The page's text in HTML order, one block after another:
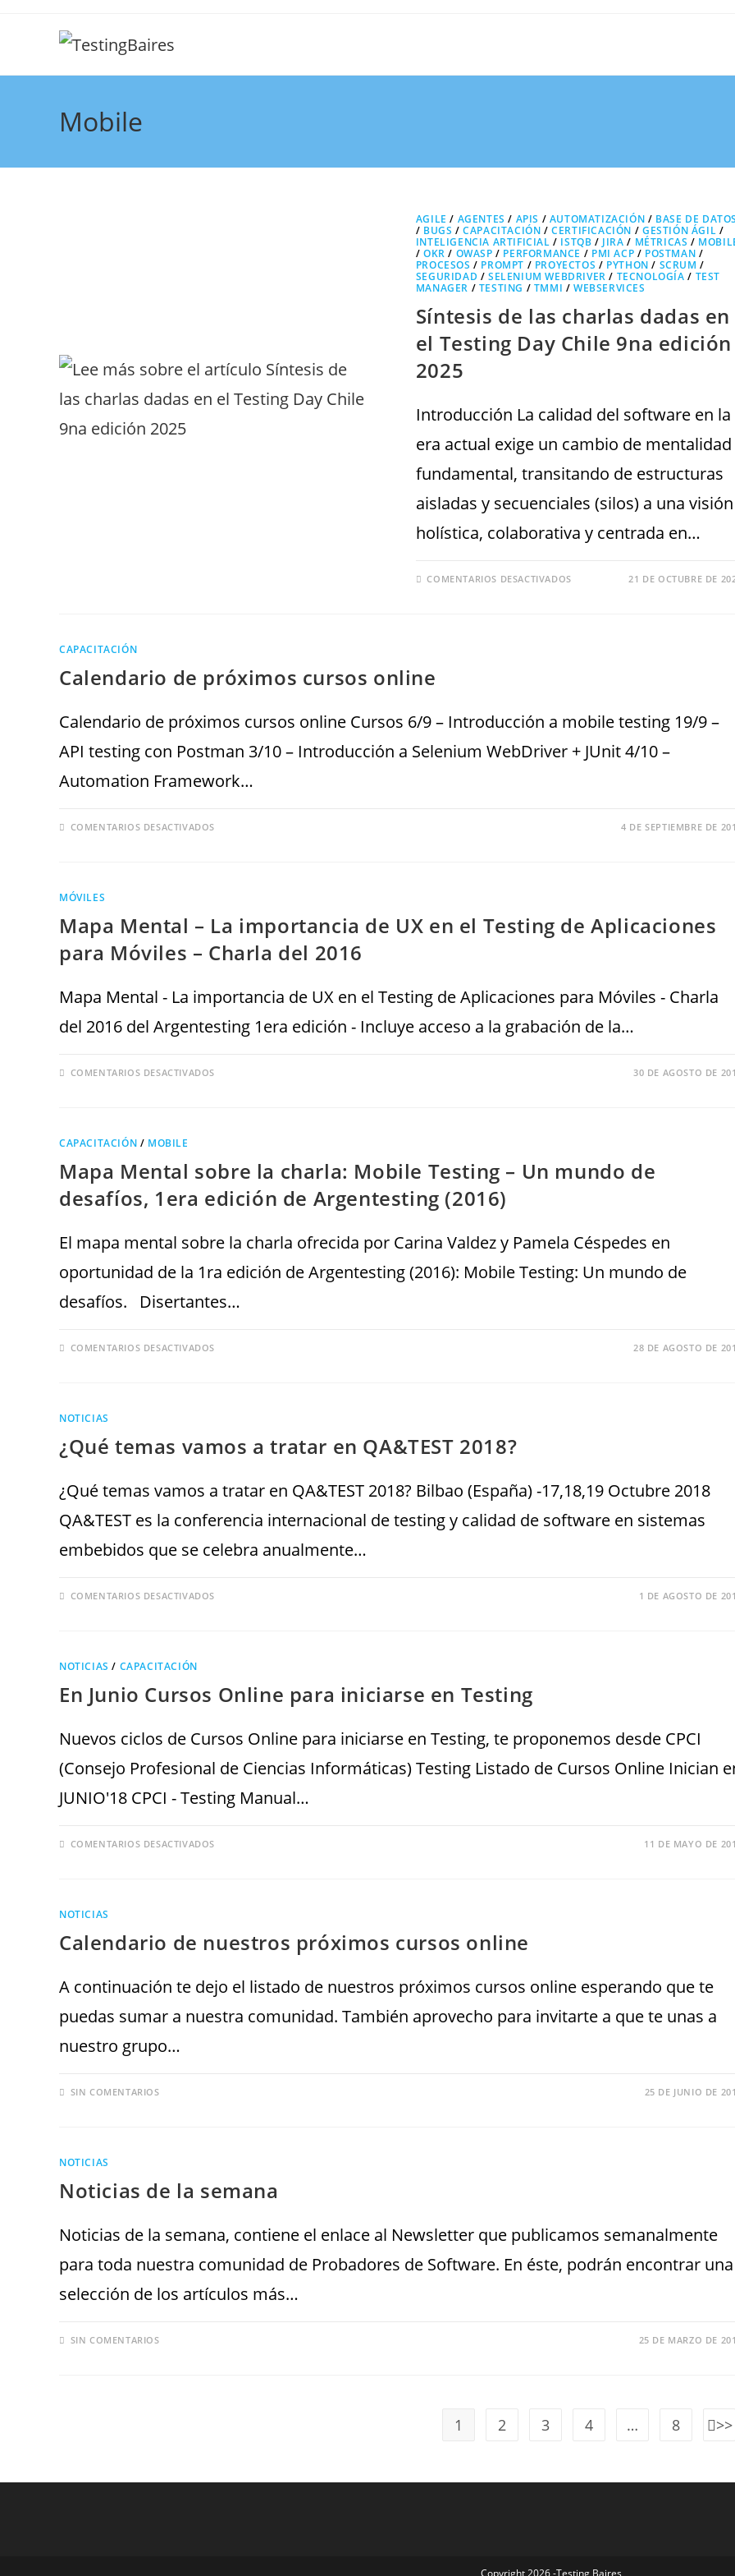
Mobile
AGILE / AGENTES / APIS / AUTOMATIZACIÓN / BASE DE
/ BUGS /CAPACITACIÓN /CERTIFICACIÓN / GESTIÓN ÁGIL /
INTELIGENCIA ARTIFICIAL / ISTQB / JIRA / MÉTRICAS /
/OKR / OWASP / PERFORMANCE / PMI ACP / POSTMAN /
PROCESOS / PROMPT / PROYECTOS / PYTHON / SCRUM /
SEGURIDAD /SELENIUM WEBDRIVER / TECNOLOGÍA / TEST
MANAGER / TESTING / TMMI /WEBSERVICES
Síntesis de las charlas dadas en
el Testing Day Chile 9na edición
2025
Introducción La calidad del software en la
era actual exige un cambio de mentalidad
fundamental, transitando de estructuras
aisladas y secuenciales (silos) a una visión
holística, colaborativa y centrada en…
COMENTARIOS DESACTIVADOS 21 DE OCTUBRE DE
CAPACITACIÓN
Calendario de próximos cursos online
Calendario de próximos cursos online Cursos 6/9 – Introducción a mobile testing 19/9 –
API testing con Postman 3/10 – Introducción a Selenium WebDriver + JUnit 4/10 –
Automation Framework…
COMENTARIOS DESACTIVADOS 4 DE SEPTIEMBRE DE
MÓVILES
Mapa Mental – La importancia de UX en el Testing de Aplicaciones
para Móviles – Charla del 2016
Mapa Mental - La importancia de UX en el Testing de Aplicaciones para Móviles - Charla
del 2016 del Argentesting 1era edición - Incluye acceso a la grabación de la…
COMENTARIOS DESACTIVADOS 30 DE AGOSTO DE
CAPACITACIÓN / MOBILE
Mapa Mental sobre la charla: Mobile Testing – Un mundo de
desafíos, 1era edición de Argentesting (2016)
El mapa mental sobre la charla ofrecida por Carina Valdez y Pamela Céspedes en
oportunidad de la 1ra edición de Argentesting (2016): Mobile Testing: Un mundo de
desafíos. Disertantes…
COMENTARIOS DESACTIVADOS 28 DE AGOSTO DE
NOTICIAS
¿Qué temas vamos a tratar en QA&TEST 2018?
¿Qué temas vamos a tratar en QA&TEST 2018? Bilbao (España) -17,18,19 Octubre 2018
QA&TEST es la conferencia internacional de testing y calidad de software en sistemas
embebidos que se celebra anualmente…
COMENTARIOS DESACTIVADOS 1 DE AGOSTO DE
NOTICIAS / CAPACITACIÓN
En Junio Cursos Online para iniciarse en Testing
Nuevos ciclos de Cursos Online para iniciarse en Testing, te proponemos desde CPCI
(Consejo Profesional de Ciencias Informáticas) Testing Listado de Cursos Online Inician
JUNIO'18 CPCI - Testing Manual…
COMENTARIOS DESACTIVADOS 11 DE MAYO DE
NOTICIAS
Calendario de nuestros próximos cursos online
A continuación te dejo el listado de nuestros próximos cursos online esperando que te
puedas sumar a nuestra comunidad. También aprovecho para invitarte a que te unas a
nuestro grupo…
SIN COMENTARIOS 25 DE JUNIO DE
NOTICIAS
Noticias de la semana
Noticias de la semana, contiene el enlace al Newsletter que publicamos semanalmente
para toda nuestra comunidad de Probadores de Software. En éste, podrán encontrar una
selección de los artículos más…
SIN COMENTARIOS 25 DE MARZO DE
1 2 3 4 … 8
Copyright 2026 -Testing Baires